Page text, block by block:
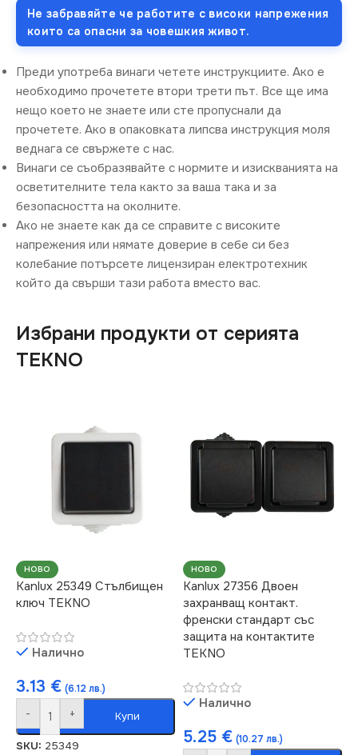
Не забравяйте че работите с високи напрежения
които са опасни за човешкия живот.
Преди употреба винаги четете инструкциите. Ако е
необходимо прочетете втори трети път. Все ще има
нещо което не знаете или сте пропуснали да
прочетете. Ако в опаковката липсва инструкция моля
веднага се свържете с нас.
Винаги се съобразявайте с нормите и изискванията на
осветителните тела както за ваша така и за
безопасността на околните.
Ако не знаете как да се справите с високите
напрежения или нямате доверие в себе си без
колебание потърсете лицензиран електротехник
който да свърши тази работа вместо вас.
Избрани продукти от серията
TEKNO
НОВО
Kanlux 25349 Стълбищен
ключ TEKNO
Налично
3.13 € (6.12 лв.)
- + Купи
SKU: 25349
НОВО
Kanlux 27356 Двоен
захранващ контакт.
френски стандарт със
защита на контактите
TEKNO
Налично
5.25 € (10.27 лв.)